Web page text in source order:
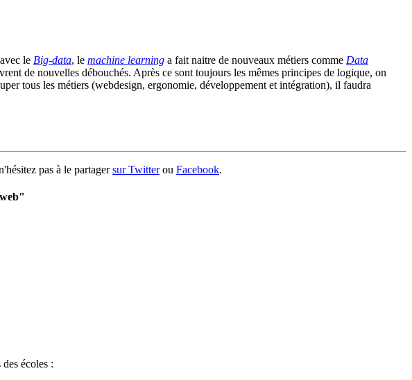
le Big-data, le machine learning a fait naitre de nouveaux métiers comme Data
de nouvelles débouchés. Après ce sont toujours les mêmes principes de logique, on
tous les métiers (webdesign, ergonomie, développement et intégration), il faudra
pas à le partagersur Twitterou Facebook.
écoles :